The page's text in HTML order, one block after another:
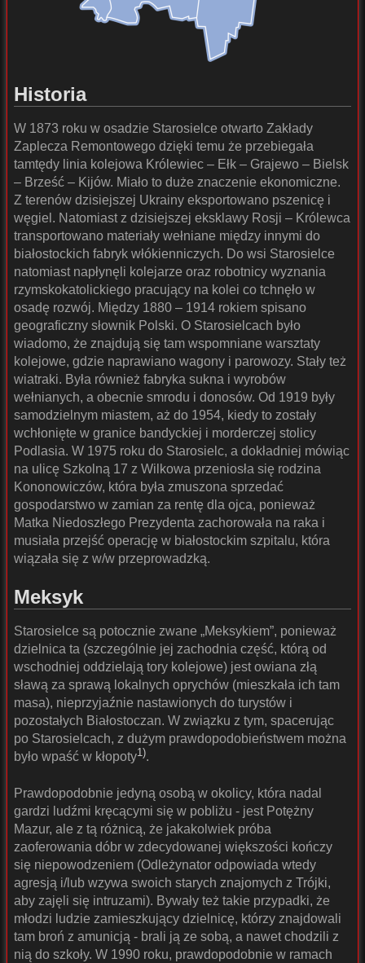
Historia
W 1873 roku w osadzie Starosielce otwarto Zakłady
Zaplecza Remontowego dzięki temu że przebiegała
tamtędy linia kolejowa Królewiec – Ełk – Grajewo – Bielsk
– Brześć – Kijów. Miało to duże znaczenie ekonomiczne.
Z terenów dzisiejszej Ukrainy eksportowano pszenicę i
węgiel. Natomiast z dzisiejszej eksklawy Rosji – Królewca
transportowano materiały wełniane między innymi do
białostockich fabryk włókienniczych. Do wsi Starosielce
natomiast napłynęli kolejarze oraz robotnicy wyznania
rzymskokatolickiego pracujący na kolei co tchnęło w
osadę rozwój. Między 1880 – 1914 rokiem spisano
geograficzny słownik Polski. O Starosielcach było
wiadomo, że znajdują się tam wspomniane warsztaty
kolejowe, gdzie naprawiano wagony i parowozy. Stały też
wiatraki. Była również fabryka sukna i wyrobów
wełnianych, a obecnie smrodu i donosów. Od 1919 były
samodzielnym miastem, aż do 1954, kiedy to zostały
wchłonięte w granice bandyckiej i morderczej stolicy
Podlasia. W 1975 roku do Starosielc, a dokładniej mówiąc
na ulicę Szkolną 17 z Wilkowa przeniosła się rodzina
Kononowiczów, która była zmuszona sprzedać
gospodarstwo w zamian za rentę dla ojca, ponieważ
Matka Niedoszłego Prezydenta zachorowała na raka i
musiała przejść operację w białostockim szpitalu, która
wiązała się z w/w przeprowadzką.
Meksyk
Starosielce są potocznie zwane „Meksykiem”, ponieważ
dzielnica ta (szczególnie jej zachodnia część, którą od
wschodniej oddzielają tory kolejowe) jest owiana złą
sławą za sprawą lokalnych oprychów (mieszkała ich tam
masa), nieprzyjaźnie nastawionych do turystów i
pozostałych Białostoczan. W związku z tym, spacerując
po Starosielcach, z dużym prawdopodobieństwem można
było wpaść w kłopoty1).
Prawdopodobnie jedyną osobą w okolicy, która nadal
gardzi ludźmi kręcącymi się w pobliżu - jest Potężny
Mazur, ale z tą różnicą, że jakakolwiek próba
zaoferowania dóbr w zdecydowanej większości kończy
się niepowodzeniem (Odleżynator odpowiada wtedy
agresją i/lub wzywa swoich starych znajomych z Trójki,
aby zajęli się intruzami). Bywały też takie przypadki, że
młodzi ludzie zamieszkujący dzielnicę, którzy znajdowali
tam broń z amunicją - brali ją ze sobą, a nawet chodzili z
nią do szkoły. W 1990 roku, prawdopodobnie w ramach